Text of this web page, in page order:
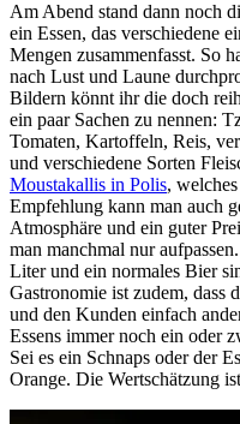
Am Abend stand dann noch
ein Essen, das verschiedene
Mengen zusammenfasst. So
nach Lust und Laune
Bildern könnt ihr die doch
ein paar Sachen zu nennen:
Tomaten, Kartoffeln, Reis,
und verschiedene Sorten
Moustakallis in Polis,
Empfehlung kann man auch
Atmosphäre und ein guter
man manchmal nur
Liter und ein normales Bier
Gastronomie ist zudem, dass
und den Kunden einfach
Essens immer noch ein oder
Sei es ein Schnaps oder der
Orange. Die Wertschätzung